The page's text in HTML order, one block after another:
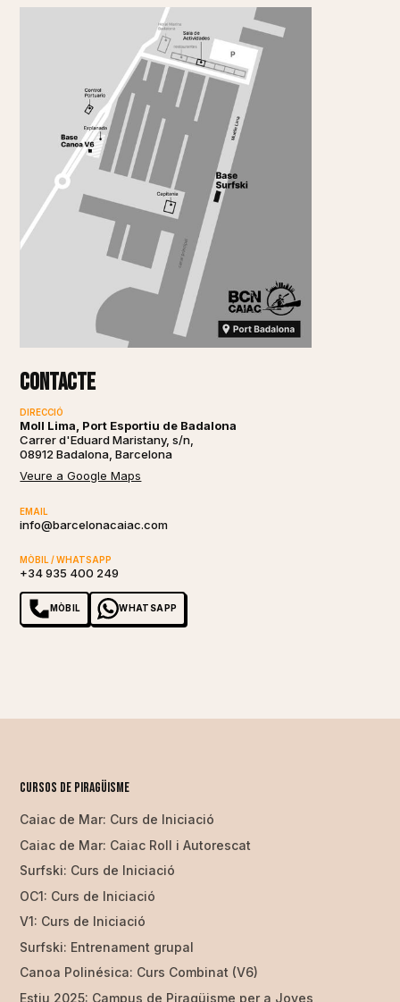
Contacte
DIRECCIÓ
Moll Lima, Port Esportiu de Badalona
Carrer d'Eduard Maristany, s/n,
08912 Badalona, Barcelona
Veure a Google Maps
EMAIL
info@barcelonacaiac.com
MÒBIL / WHATSAPP
+34 935 400 249
MÒBIL WHATSAPP
Cursos de piragüisme
Caiac de Mar: Curs de Iniciació
Caiac de Mar: Caiac Roll i Autorescat
Surfski: Curs de Iniciació
OC1: Curs de Iniciació
V1: Curs de Iniciació
Surfski: Entrenament grupal
Canoa Polinésica: Curs Combinat (V6)
Estiu 2025: Campus de Piragüisme per a Joves